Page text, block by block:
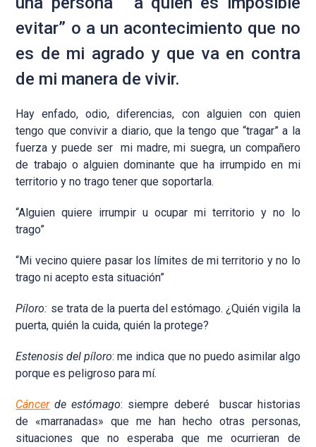
evitar” o a un acontecimiento que no
es de mi agrado y que va en contra
de mi manera de vivir.
Hay enfado, odio, diferencias, con alguien con quien
tengo que convivir a diario, que la tengo que “tragar” a la
fuerza y puede ser mi madre, mi suegra, un compañero
de trabajo o alguien dominante que ha irrumpido en mi
territorio y no trago tener que soportarla.
“Alguien quiere irrumpir u ocupar mi territorio y no lo
trago”
“Mi vecino quiere pasar los límites de mi territorio y no lo
trago ni acepto esta situación”
Píloro: se trata de la puerta del estómago. ¿Quién vigila la
puerta, quién la cuida, quién la protege?
Estenosis del píloro: me indica que no puedo asimilar algo
porque es peligroso para mí.
Cáncerde estómago: siempre deberé buscar historias
de «marranadas» que me han hecho otras personas,
situaciones que no esperaba que me ocurrieran de